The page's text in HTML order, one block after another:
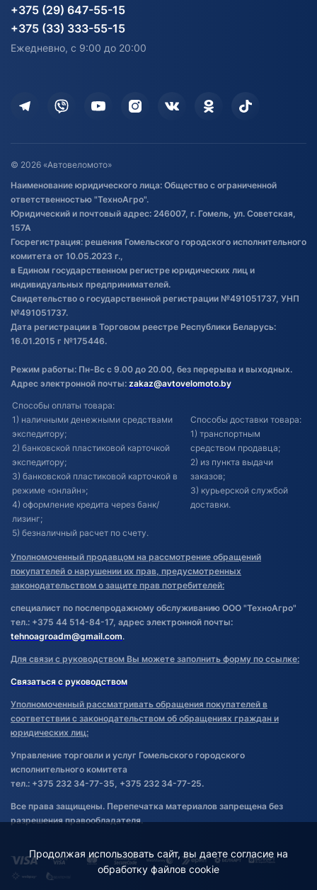
Карта сайта
Информация до получения
согласия на обработку
персональных данных
Дополнительные услуги
Оставить отзыв
Договор публичной оферты
Обработка файлов cookie
Постановка транспорта на учет
Обновления в ЭПТС 2024
Водный транспорт
Электротранспорт
Активный отдых и спорт
Агротехника
Электротранспорт
Лодочные моторные
+375 (29) 647-55-15
+375 (33) 333-55-15
Ежедневно, с 9:00 до 20:00
© 2026 «Автовеломото»
Наименование юридического лица: Общество с ограниченной
ответственностью "ТехноАгро".
Юридический и почтовый адрес: 246007, г. Гомель, ул. Советская,
157А
Госрегистрация: решения Гомельского городского исполнительного
комитета от 10.05.2023 г.,
в Едином государственном регистре юридических лиц и
индивидуальных предпринимателей.
Свидетельство о государственной регистрации №491051737, УНП
№491051737.
Дата регистрации в Торговом реестре Республики Беларусь:
16.01.2015 г №175446.
Режим работы: Пн-Вс с 9.00 до 20.00, без перерыва и выходных.
Адрес электронной почты: zakaz@avtovelomoto.by
Способы оплаты товара:
1) наличными денежными средствами
экспедитору;
2) банковской пластиковой карточкой
экспедитору;
3) банковской пластиковой карточкой в
режиме «онлайн»;
4) оформление кредита через банк/
лизинг;
5) безналичный расчет по счету.
Способы доставки товара:
1) транспортным
средством продавца;
2) из пункта выдачи
заказов;
3) курьерской службой
доставки.
Уполномоченный продавцом на рассмотрение обращений
покупателей о нарушении их прав, предусмотренных
законодательством о защите прав потребителей:
специалист по послепродажному обслуживанию ООО "ТехноАгро"
тел.: +375 44 514-84-17, адрес электронной почты:
tehnoagroadm@gmail.com.
Для связи с руководством Вы можете заполнить форму по ссылке:
Связаться с руководством
Уполномоченный рассматривать обращения покупателей в
соответствии с законодательством об обращениях граждан и
юридических лиц:
Управление торговли и услуг Гомельского городского
исполнительного комитета
тел.: +375 232 34-77-35, +375 232 34-77-25.
Все права защищены. Перепечатка материалов запрещена без
разрешения правообладателя.
Продолжая использовать сайт, вы даете согласие на
обработку файлов cookie